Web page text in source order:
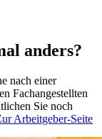
anders?
nach einer
Fachangestellten
Sie noch
Arbeitgeber-Seite